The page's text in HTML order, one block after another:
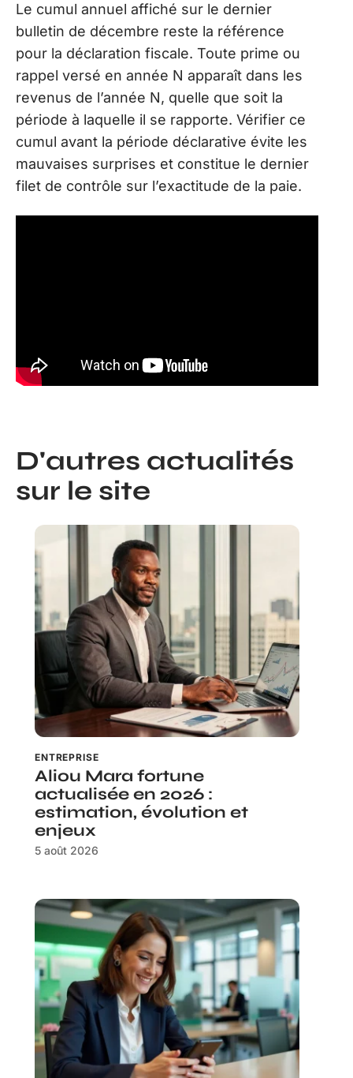
Le cumul annuel affiché sur le dernier
bulletin de décembre reste la référence
pour la déclaration fiscale. Toute prime ou
rappel versé en année N apparaît dans les
revenus de l’année N, quelle que soit la
période à laquelle il se rapporte. Vérifier ce
cumul avant la période déclarative évite les
mauvaises surprises et constitue le dernier
filet de contrôle sur l’exactitude de la paie.
D'autres actualités
sur le site
ENTREPRISE
Aliou Mara fortune
actualisée en 2026 :
estimation, évolution et
enjeux
5 août 2026